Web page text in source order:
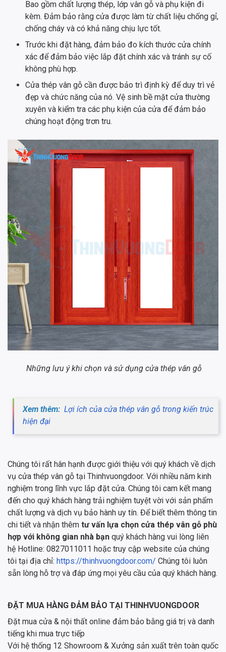
Bao gồm chất lượng thép, lớp vân gỗ và phụ kiện đi
kèm. Đảm bảo rằng cửa được làm từ chất liệu chống gỉ,
chống cháy và có khả năng chịu lực tốt.
Trước khi đặt hàng, đảm bảo đo kích thước cửa chính
xác để đảm bảo việc lắp đặt chính xác và tránh sự cố
không phù hợp.
Cửa thép vân gỗ cần được bảo trì định kỳ để duy trì vẻ
đẹp và chức năng của nó. Vệ sinh bề mặt cửa thường
xuyên và kiểm tra các phụ kiện của cửa để đảm bảo
chúng hoạt động trơn tru.
Những lưu ý khi chọn và sử dụng cửa thép vân gỗ
Xem thêm: Lợi ích của cửa thép vân gỗ trong kiến trúc
hiện đại
Chúng tôi rất hân hạnh được giới thiệu với quý khách về dịch
vụ cửa thép vân gỗ tại Thinhvuongdoor. Với nhiều năm kinh
nghiệm trong lĩnh vực lắp đặt cửa. Chúng tôi cam kết mang
đến cho quý khách hàng trải nghiệm tuyệt vời với sản phẩm
chất lượng và dịch vụ bảo hành uy tín. Để biết thêm thông tin
chi tiết và nhận thêm tư vấn lựa chọn cửa thép vân gỗ phù
hợp với không gian nhà bạn quý khách hàng vui lòng liên
hệ Hotline: 0827011011 hoặc truy cập website của chúng
tôi tại địa chỉ: https://thinhvuongdoor.com/ Chúng tôi luôn
sẵn lòng hỗ trợ và đáp ứng mọi yêu cầu của quý khách hàng.
ĐẶT MUA HÀNG ĐẢM BẢO TẠI THINHVUONGDOOR
Đặt mua cửa & nội thất online đảm bảo bằng giá trị và danh
tiếng khi mua trực tiếp
Với hệ thống 12 Showroom & Xưởng sản xuất trên toàn quốc